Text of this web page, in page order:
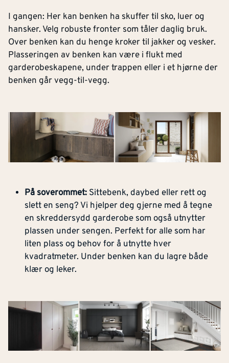
I gangen: Her kan benken ha skuffer til sko, luer og
hansker. Velg robuste fronter som tåler daglig bruk.
Over benken kan du henge kroker til jakker og vesker.
Plasseringen av benken kan være i flukt med
garderobeskapene, under trappen eller i et hjørne der
benken går vegg-til-vegg.
På soverommet: Sittebenk, daybed eller rett og
slett en seng? Vi hjelper deg gjerne med å tegne
en skreddersydd garderobe som også utnytter
plassen under sengen. Perfekt for alle som har
liten plass og behov for å utnytte hver
kvadratmeter. Under benken kan du lagre både
klær og leker.